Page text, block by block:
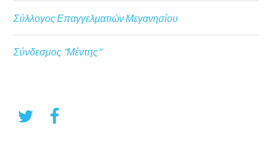
Σύλλογος Επαγγελματιών Μεγανησίου
Σύνδεσμος "Μέντης"